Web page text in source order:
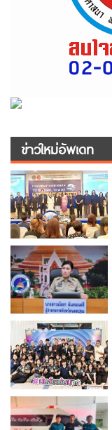
ข่าวใหม่อัพเดท